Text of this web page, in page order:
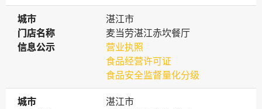
城市
城市
湛江市
门店名称
门店名称
麦当劳湛江赤坎餐厅
信息公示
信息公示
营业执照
食品经营许可证
食品安全监督量化分级
城市
城市
湛江市